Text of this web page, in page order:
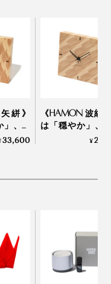
』は、すべてギフトボックス
ように、杉の木もさ
ぽいものまであった
（矢絣）
イントは「香り」。
矢絣》
、矢
を願っ
33,600
《HAMON 波紋
は「穏やか」、
は「繁栄」を願っ
¥